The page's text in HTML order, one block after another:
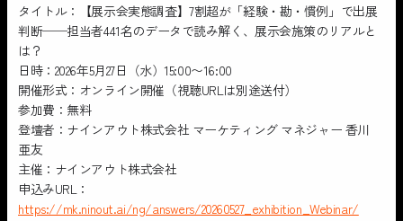
タイトル：【展示会実態調査】7割超が「経験・勘・慣例」で出展
判断──担当者441名のデータで読み解く、展示会施策のリアルと
は？
日時：2026年5月27日（水）15:00〜16:00
開催形式：オンライン開催（視聴URLは別途送付）
参加費：無料
登壇者：ナインアウト株式会社 マーケティング マネジャー 香川
亜友
主催：ナインアウト株式会社
申込みURL：
https://mk.ninout.ai/ng/answers/20260527_exhibition_Webinar/